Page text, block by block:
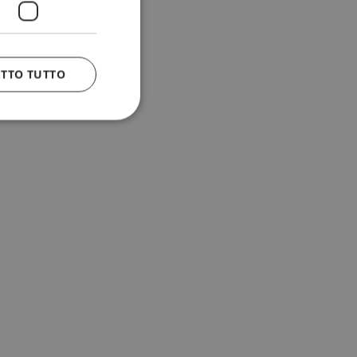
TUTTO
la gestione
viene
qualsiasi
l'utilizzo